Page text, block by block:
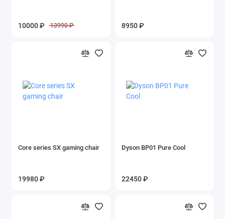
Климатическая техника
Жетоны по фильмам
Жетон с отпечатком пальца
10000 ₽ 13990 ₽ 8950 ₽
Core series SX gaming chair
19980 ₽
Dyson BP01 Pure Cool
22450 ₽